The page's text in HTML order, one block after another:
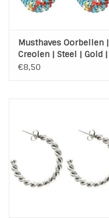
Musthaves Oorbellen |
Creolen | Steel | Gold |
Colorfull
€8,50